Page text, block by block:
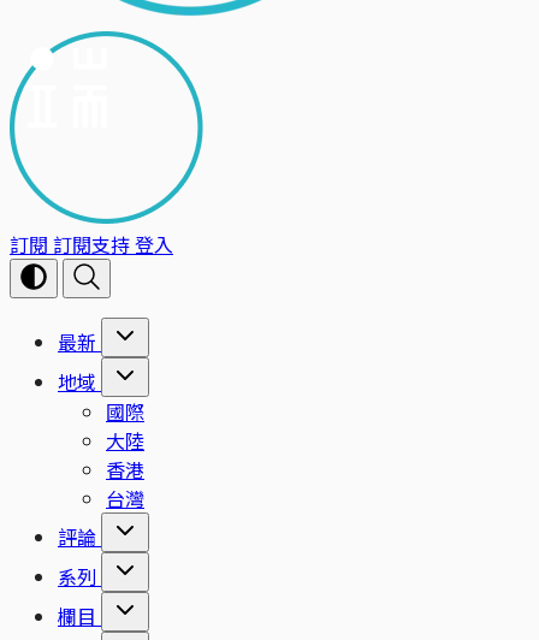
訂閱 訂閱支持登入
最新
地域
國際
大陸
香港
台灣
評論
系列
欄目